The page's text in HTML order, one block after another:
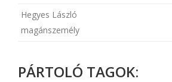
Hegyes László
magánszemély
PÁRTOLÓ TAGOK: